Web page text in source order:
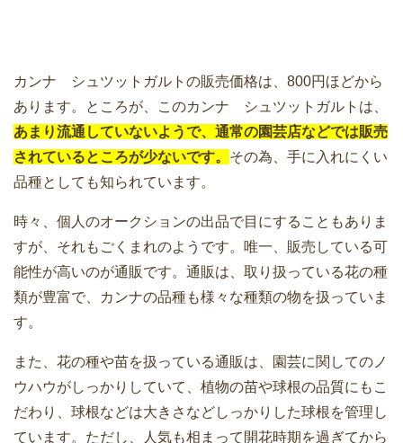
カンナ シュツットガルトの販売価格は、800円ほどから
あります。ところが、このカンナ シュツットガルトは、
あまり流通していないようで、通常の園芸店などでは販売
されているところが少ないです。 その為、手に入れにくい
品種としても知られています。
時々、個人のオークションの出品で目にすることもありま
すが、それもごくまれのようです。唯一、販売している可
能性が高いのが通販です。通販は、取り扱っている花の種
類が豊富で、カンナの品種も様々な種類の物を扱っていま
す。
また、花の種や苗を扱っている通販は、園芸に関してのノ
ウハウがしっかりしていて、植物の苗や球根の品質にもこ
だわり、球根などは大きさなどしっかりした球根を管理し
ています。ただし、人気も相まって開花時期を過ぎてから